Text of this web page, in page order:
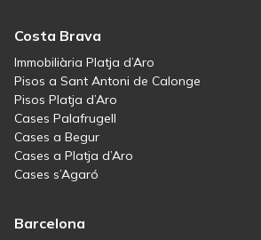
Costa Brava
Immobiliària Platja d’Aro
Pisos a Sant Antoni de Calonge
Pisos Platja d’Aro
Cases Palafrugell
Cases a Begur
Cases a Platja d’Aro
Cases s’Agaró
Barcelona